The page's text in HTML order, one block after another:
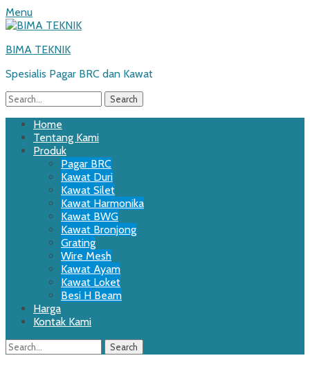
Menu
BIMA TEKNIK
Spesialis Pagar BRC dan Kawat
Search
for:
Primary
Menu
Skip
content
Home
Tentang Kami
Produk
Pagar BRC
Kawat Duri
Kawat Silet
Kawat Harmonika
Kawat BWG
Kawat Bronjong
Grating
Wire Mesh
Kawat Ayam
Kawat Loket
Besi H Beam
Harga
Kontak Kami
Search
Search
for: